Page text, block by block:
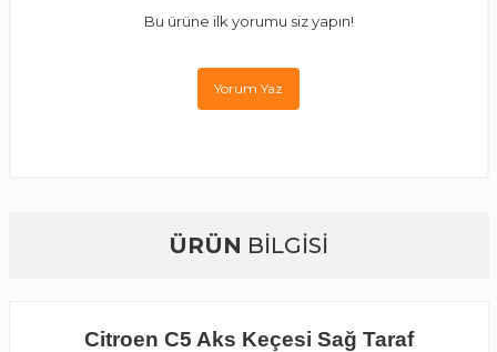
Bu ürüne ilk yorumu siz yapın!
Yorum Yaz
ÜRÜN BİLGİSİ
Citroen C5 Aks Keçesi Sağ Taraf